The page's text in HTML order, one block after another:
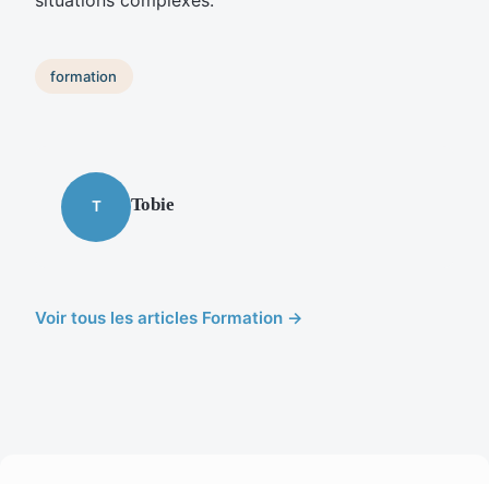
formation
T Tobie
Voir tous les articles Formation →